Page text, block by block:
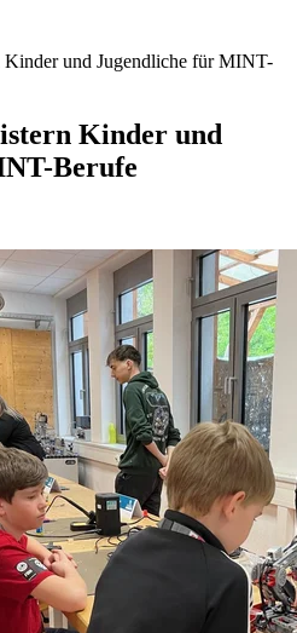
Kinder und Jugendliche für MINT-
Kinder und
Berufe